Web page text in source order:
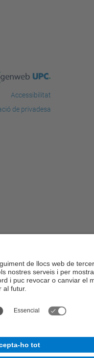
Accessibilitat
de privadesa